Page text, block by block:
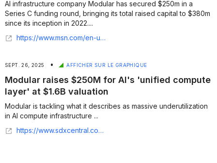
AI infrastructure company Modular has secured $250m in a
Series C funding round, bringing its total raised capital to $380m
since its inception in 2022....
https://www.msn.com/en-us/money/markets/modular-secures-250m-to-expand-unified-ai-platform/ar-AA1Niz8S
SEPT. 26, 2025 • AFFICHER SUR LE GRAPHIQUE
Modular raises $250M for AI's 'unified compute
layer' at $1.6B valuation
Modular is tackling what it describes as massive underutilization
in AI compute infrastructure ...
https://www.sdxcentral.com/news/modular-raises-250m-for-ais-unified-compute-layer-at-16b-valuation/